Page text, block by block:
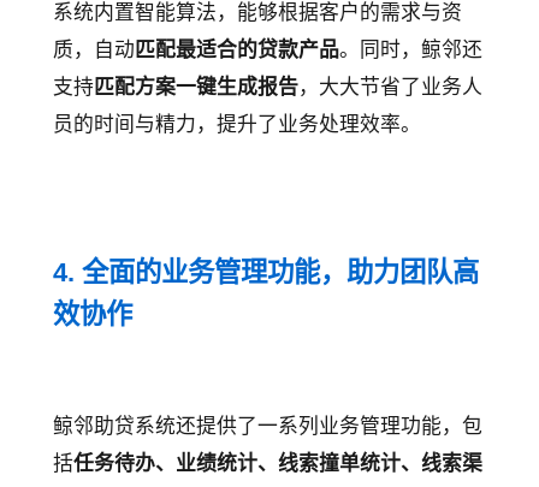
系统内置智能算法，能够根据客户的需求与资
质，自动 匹配最适合的贷款产品。同时，鲸邻还
支持匹配方案一键生成报告，大大节省了业务人
员的时间与精力，提升了业务处理效率。
4. 全面的业务管理功能，助力团队高
效协作
鲸邻助贷系统还提供了一系列业务管理功能，包
括任务待办、业绩统计、线索撞单统计、线索渠